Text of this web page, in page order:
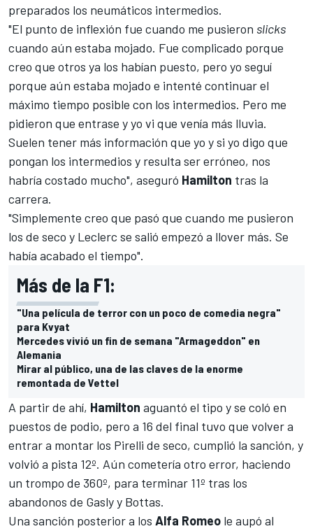
preparados los neumáticos intermedios.
"El punto de inflexión fue cuando me pusieron slicks
cuando aún estaba mojado. Fue complicado porque
creo que otros ya los habían puesto, pero yo seguí
porque aún estaba mojado e intenté continuar el
máximo tiempo posible con los intermedios. Pero me
pidieron que entrase y yo vi que venía más lluvia.
Suelen tener más información que yo y si yo digo que
pongan los intermedios y resulta ser erróneo, nos
habría costado mucho", aseguró Hamilton tras la
carrera.
"Simplemente creo que pasó que cuando me pusieron
los de seco y Leclerc se salió empezó a llover más. Se
había acabado el tiempo".
Más de la F1:
"Una película de terror con un poco de comedia negra"
para Kvyat
Mercedes vivió un fin de semana "Armageddon" en
Alemania
Mirar al público, una de las claves de la enorme
remontada de Vettel
A partir de ahí, Hamilton aguantó el tipo y se coló en
puestos de podio, pero a 16 del final tuvo que volver a
entrar a montar los Pirelli de seco, cumplió la sanción, y
volvió a pista 12º. Aún cometería otro error, haciendo
un trompo de 360º, para terminar 11º tras los
abandonos de Gasly y Bottas.
Una sanción posterior a los Alfa Romeo le aupó al